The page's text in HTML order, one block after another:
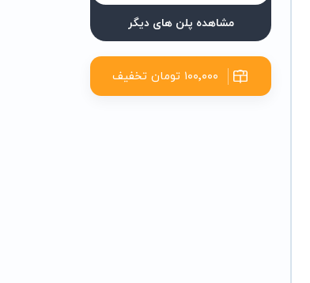
مشاهده پلن های دیگر
۱۰۰٬۰۰۰ تومان تخفیف